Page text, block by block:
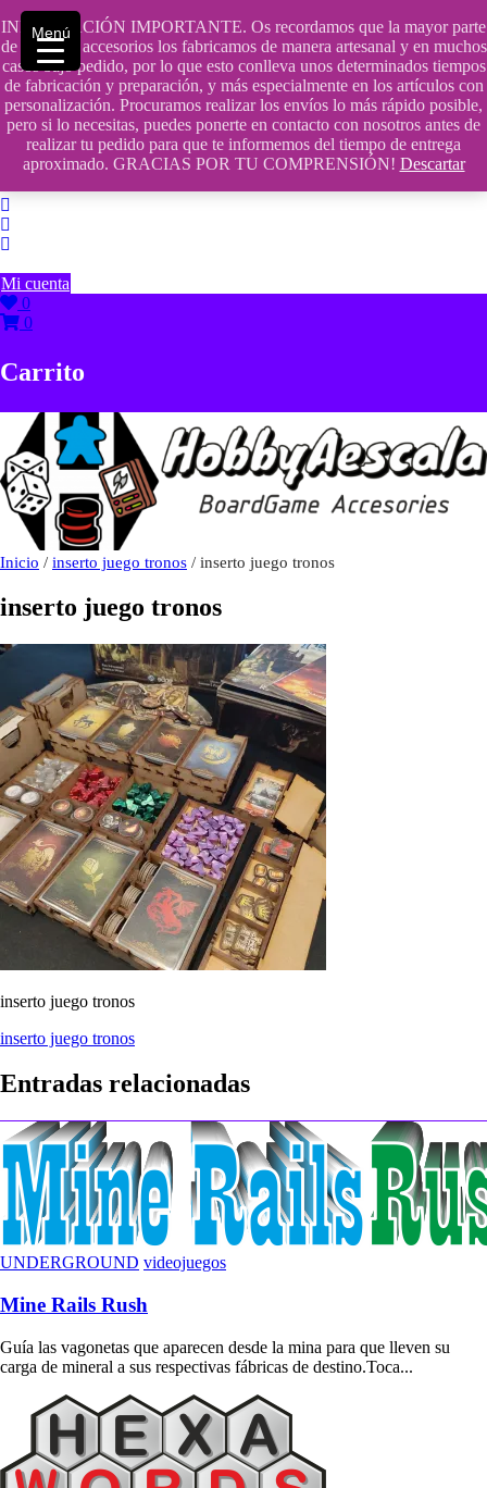
INFORMACIÓN IMPORTANTE. Os recordamos que la mayor parte
de nuestros accesorios los fabricamos de manera artesanal y en muchos
casos bajo pedido, por lo que esto conlleva unos determinados tiempos
de fabricación y preparación, y más especialmente en los artículos con
personalización. Procuramos realizar los envíos lo más rápido posible,
pero si lo necesitas, puedes ponerte en contacto con nosotros antes de
realizar tu pedido para que te informemos del tiempo de entrega
aproximado. GRACIAS POR TU COMPRENSIÓN! Descartar
Saltar
contenido
609241475 SOLO DE 10:00 a 14:00
info@hobbyaescala.com
San Fernando de Henares
10:00 - 14:00
Mi cuenta
0
0
Carrito
Inicio / inserto juego tronos / inserto juego tronos
inserto juego tronos
inserto juego tronos
Navegación
de
entradas
inserto juego tronos
Entradas relacionadas
UNDERGROUND videojuegos
Mine Rails Rush
Guía las vagonetas que aparecen desde la mina para que lleven su
carga de mineral a sus respectivas fábricas de destino.Toca...
Menú